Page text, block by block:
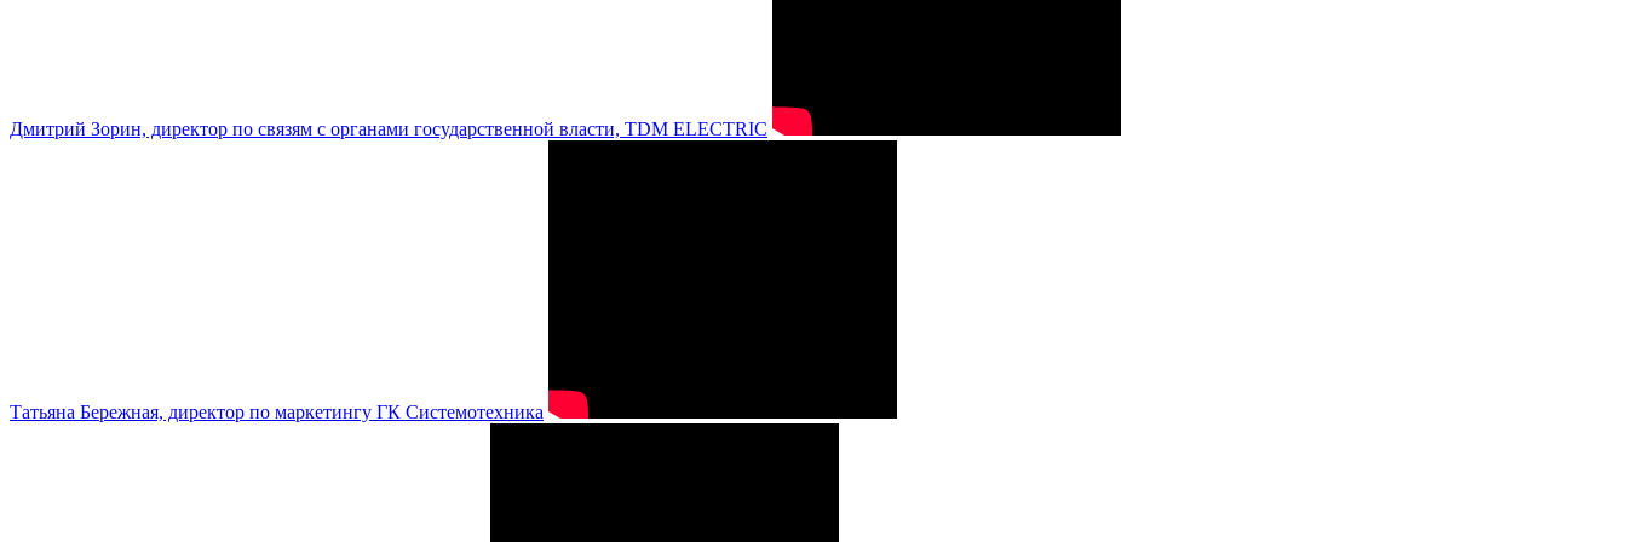
Дмитрий Зорин, директор по связям с органами государственной власти, TDM ELECTRIC
Татьяна Бережная, директор по маркетингу ГК Системотехника